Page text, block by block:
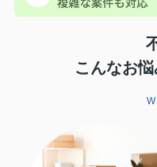
こんなお